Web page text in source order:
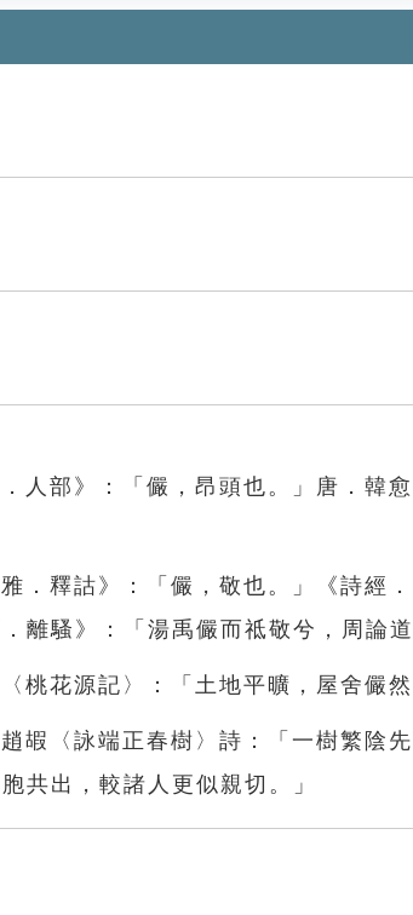
人部》：「儼，昂頭也。」唐．韓
．釋詁》：「儼，敬也。」《詩經
離騷》：「湯禹儼而祗敬兮，周論道
桃花源記〉：「土地平曠，屋舍儼然
嘏〈詠端正春樹〉詩：「一樹繁陰
共出，較諸人更似親切。」